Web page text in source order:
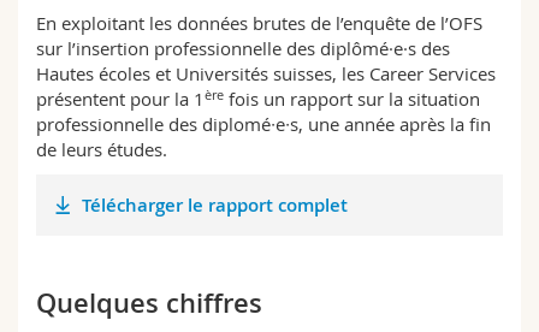
Science and Medicine
Interfaculty
Employees
PhD students
Webmail
Course catalogue
MyUnifr
En exploitant les données brutes de l’enquête de l’OFS
sur l’insertion professionnelle des diplômé·e·s des
Hautes écoles et Universités suisses, les Career Services
présentent pour la 1 ère fois un rapport sur la situation
professionnelle des diplomé∙e∙s, une année après la fin
de leurs études.
Télécharger le rapport complet
Quelques chiffres